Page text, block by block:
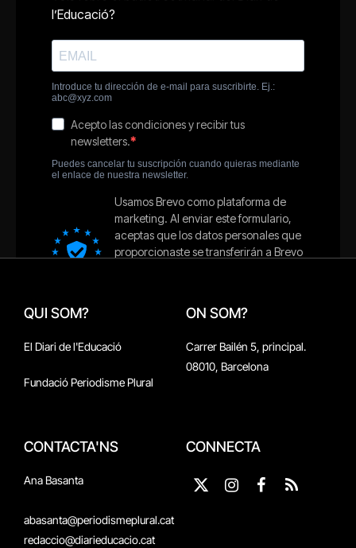
QUI SOM?
El Diari de l'Educació
Fundació Periodisme Plural
ON SOM?
Carrer Bailén 5, principal.
08010, Barcelona
CONTACTA'NS
Ana Basanta
abasanta@periodismeplural.cat
redaccio@diarieducacio.cat
CONNECTA
X
InstagramFacebook
RSS